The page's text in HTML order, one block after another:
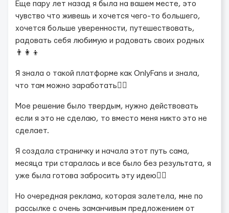
Еще пару лет назад я была на вашем месте, это
чувство что живешь и хочется чего-то большего,
хочется больше уверенности, путешествовать,
радовать себя любимую и радовать своих родных
👨‍👩‍👦
Я знала о такой платформе как OnlyFans и знала,
что там можно заработать💆‍♀️
Мое решение было твердым, нужно действовать
если я это не сделаю, то вместо меня никто это не
сделает.
Я создала страничку и начала этот путь сама,
месяца три старалась и все было без результата, я
уже была готова забросить эту идею😮‍💨
Но очередная реклама, которая залетела, мне по
рассылке с очень заманчивым предложением от